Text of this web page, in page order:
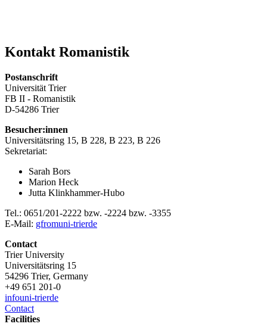
Kontakt Romanistik
Postanschrift
Universität Trier
FB II - Romanistik
D-54286 Trier
Besucher:innen
Universitätsring 15, B 228, B 223, B 226
Sekretariat:
Sarah Bors
Marion Heck
Jutta Klinkhammer-Hubo
Tel.: 0651/201-2222 bzw. -2224 bzw. -3355
E-Mail: gfromuni-trierde
Contact
Trier University
Universitätsring 15
54296 Trier, Germany
+49 651 201-0
infouni-trierde
Contact
Facilities